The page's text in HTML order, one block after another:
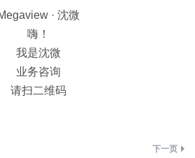
· 沈微
嗨！
我是沈微
业务咨询
请扫二维码